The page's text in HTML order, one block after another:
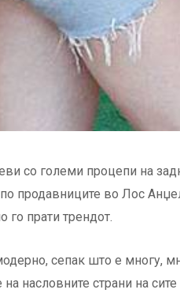
со големи процепи на
продавниците во Лос
го прати трендот.
сепак што е многу,
на насловните страни на